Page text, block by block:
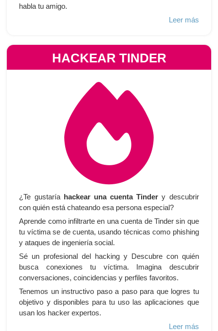
habla tu amigo.
Leer más
HACKEAR TINDER
¿Te gustaría hackear una cuenta Tinder y descubrir
con quién está chateando esa persona especial?
Aprende como infiltrarte en una cuenta de Tinder sin que
tu víctima se de cuenta, usando técnicas como phishing
y ataques de ingeniería social.
Sé un profesional del hacking y Descubre con quién
busca conexiones tu víctima. Imagina descubrir
conversaciones, coincidencias y perfiles favoritos.
Tenemos un instructivo paso a paso para que logres tu
objetivo y disponibles para tu uso las aplicaciones que
usan los hacker expertos.
Leer más